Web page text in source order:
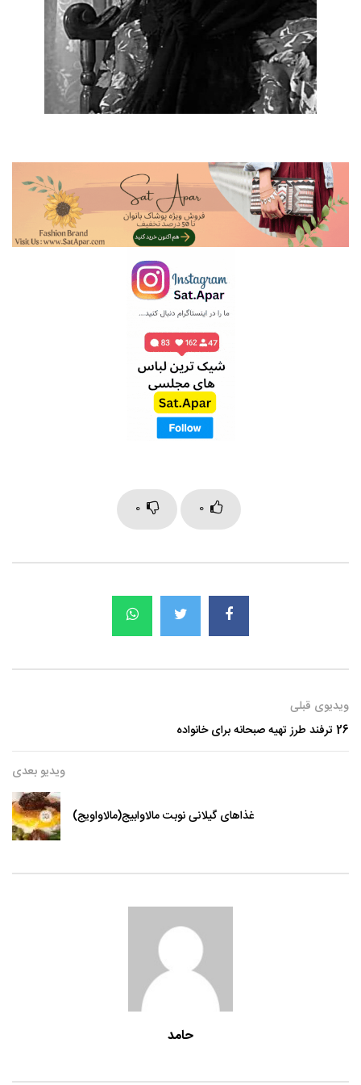
0
0
ویدیوی قبلی
26 ترفند طرز تهیه صبحانه برای خانواده
ویدیو بعدی
غذاهای گیلانی نوبت مالاوابیج(مالاواویج)
حامد